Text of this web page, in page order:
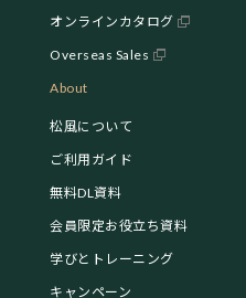
オンラインカタログ
Overseas Sales
About
松風について
ご利用ガイド
無料DL資料
会員限定お役立ち資料
学びとトレーニング
キャンペーン